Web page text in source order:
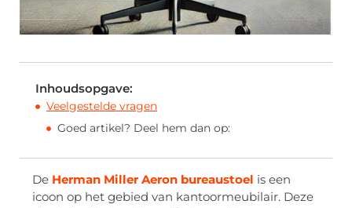
Inhoudsopgave:
Veelgestelde vragen
Goed artikel? Deel hem dan op:
De Herman Miller Aeron bureaustoel is een
icoon op het gebied van kantoormeubilair. Deze